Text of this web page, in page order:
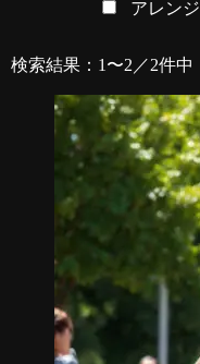
アレンジ
検索結果：1〜2／2件中